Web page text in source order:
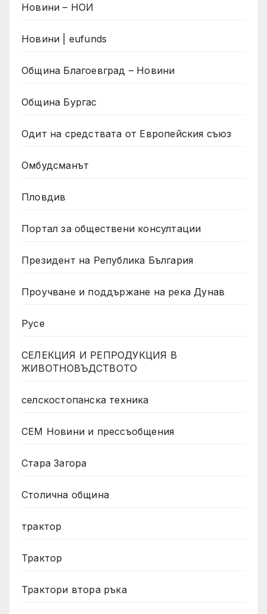
Новини – НОИ
Новини | eufunds
Община Благоевград – Новини
Община Бургас
Одит на средствата от Европейския съюз
Омбудсманът
Пловдив
Портал за обществени консултации
Президент на Република България
Проучване и поддържане на река Дунав
Русе
СЕЛЕКЦИЯ И РЕПРОДУКЦИЯ В
ЖИВОТНОВЪДСТВОТО
селскостопанска техника
СЕМ Новини и прессъобщения
Стара Загора
Столична община
трактор
Трактор
Трактори втора ръка